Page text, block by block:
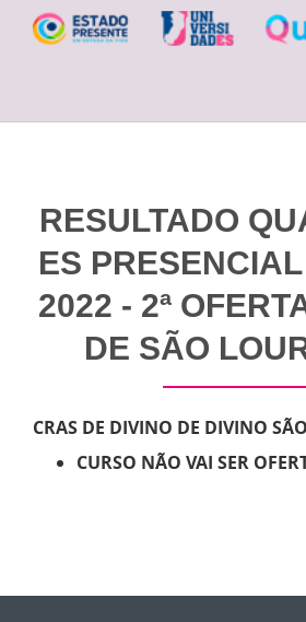
RESULTADO
ES
2022 - 2ª
DE SÃO
CRAS DE DIVINO DE DIVINO
CURSO NÃO VAI SER